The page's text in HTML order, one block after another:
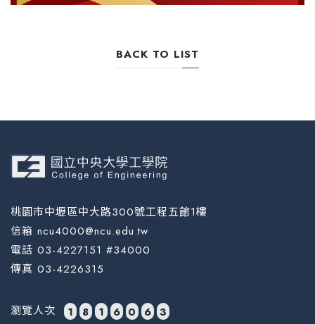
BACK TO LIST
桃園市中壢區中大路300號工程五館1樓
信箱 ncu4000@ncu.edu.tw
電話 03-4227151 #34000
傳真 03-4226315
瀏覽人次 1 8 1 6 0 6 3